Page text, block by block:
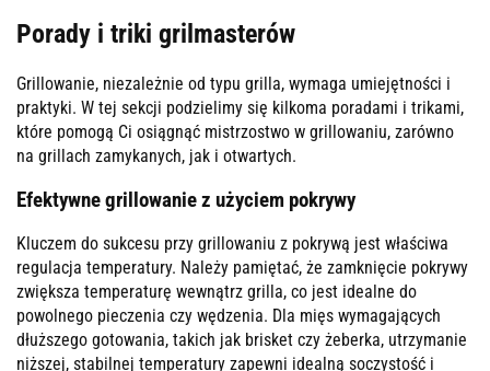
Porady i triki grilmasterów
Grillowanie, niezależnie od typu grilla, wymaga umiejętności i
praktyki. W tej sekcji podzielimy się kilkoma poradami i trikami,
które pomogą Ci osiągnąć mistrzostwo w grillowaniu, zarówno
na grillach zamykanych, jak i otwartych.
Efektywne grillowanie z użyciem pokrywy
Kluczem do sukcesu przy grillowaniu z pokrywą jest właściwa
regulacja temperatury. Należy pamiętać, że zamknięcie pokrywy
zwiększa temperaturę wewnątrz grilla, co jest idealne do
powolnego pieczenia czy wędzenia. Dla mięs wymagających
dłuższego gotowania, takich jak brisket czy żeberka, utrzymanie
niższej, stabilnej temperatury zapewni idealną soczystość i